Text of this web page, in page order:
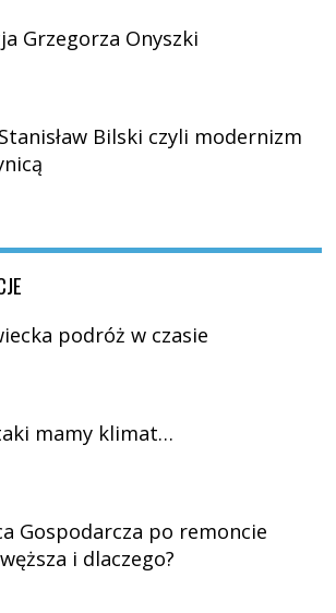
Grzegorza Onyszki
Bilski czyli modernizm
podróż w czasie
mamy klimat…
Gospodarcza po remoncie
i dlaczego?